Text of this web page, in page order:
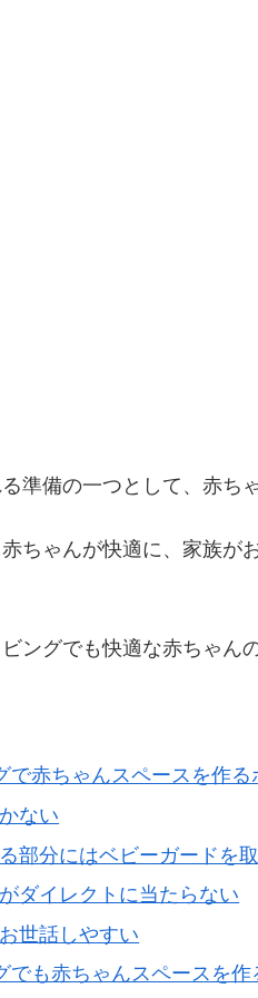
準備の一つとして、赤ち
ちゃんが快適に、家族が
ングでも快適な赤ちゃん
で赤ちゃんスペースを作る
ない
部分にはベビーガードを
ダイレクトに当たらない
世話しやすい
でも赤ちゃんスペースを